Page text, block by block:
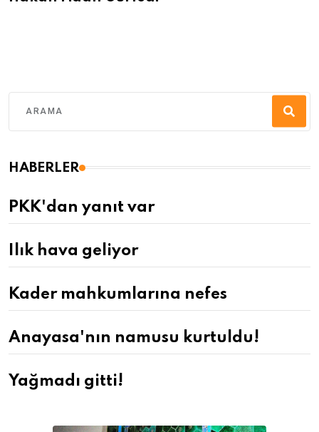
HABERLER
PKK'dan yanıt var
Ilık hava geliyor
Kader mahkumlarına nefes
Anayasa'nın namusu kurtuldu!
Yağmadı gitti!